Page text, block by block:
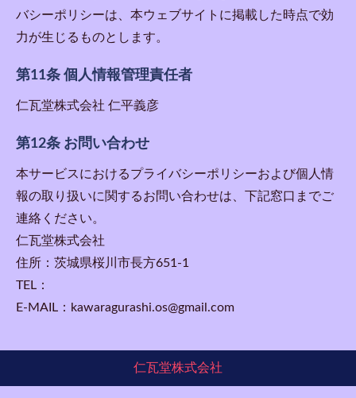
バシーポリシーは、本ウェブサイトに掲載した時点で効
力が生じるものとします。
第11条 個人情報管理責任者
仁瓦堂株式会社 仁平義彦
第12条 お問い合わせ
本サービスにおけるプライバシーポリシーおよび個人情
報の取り扱いに関するお問い合わせは、下記窓口までご
連絡ください。
仁瓦堂株式会社
住所：茨城県桜川市長方651-1
TEL：
E-MAIL：kawaragurashi.os@gmail.com
仁瓦堂株式会社